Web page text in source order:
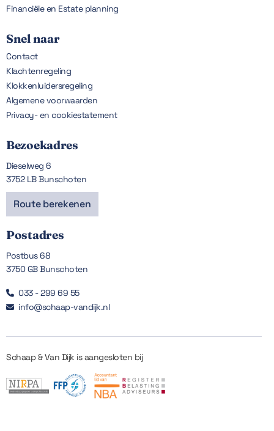
Financiële en Estate planning
Snel naar
Contact
Klachtenregeling
Klokkenluidersregeling
Algemene voorwaarden
Privacy- en cookiestatement
Bezoekadres
Dieselweg 6
3752 LB Bunschoten
Route berekenen
Postadres
Postbus 68
3750 GB Bunschoten
 033 - 299 69 55
 info@schaap-vandijk.nl
Schaap & Van Dijk is aangesloten bij